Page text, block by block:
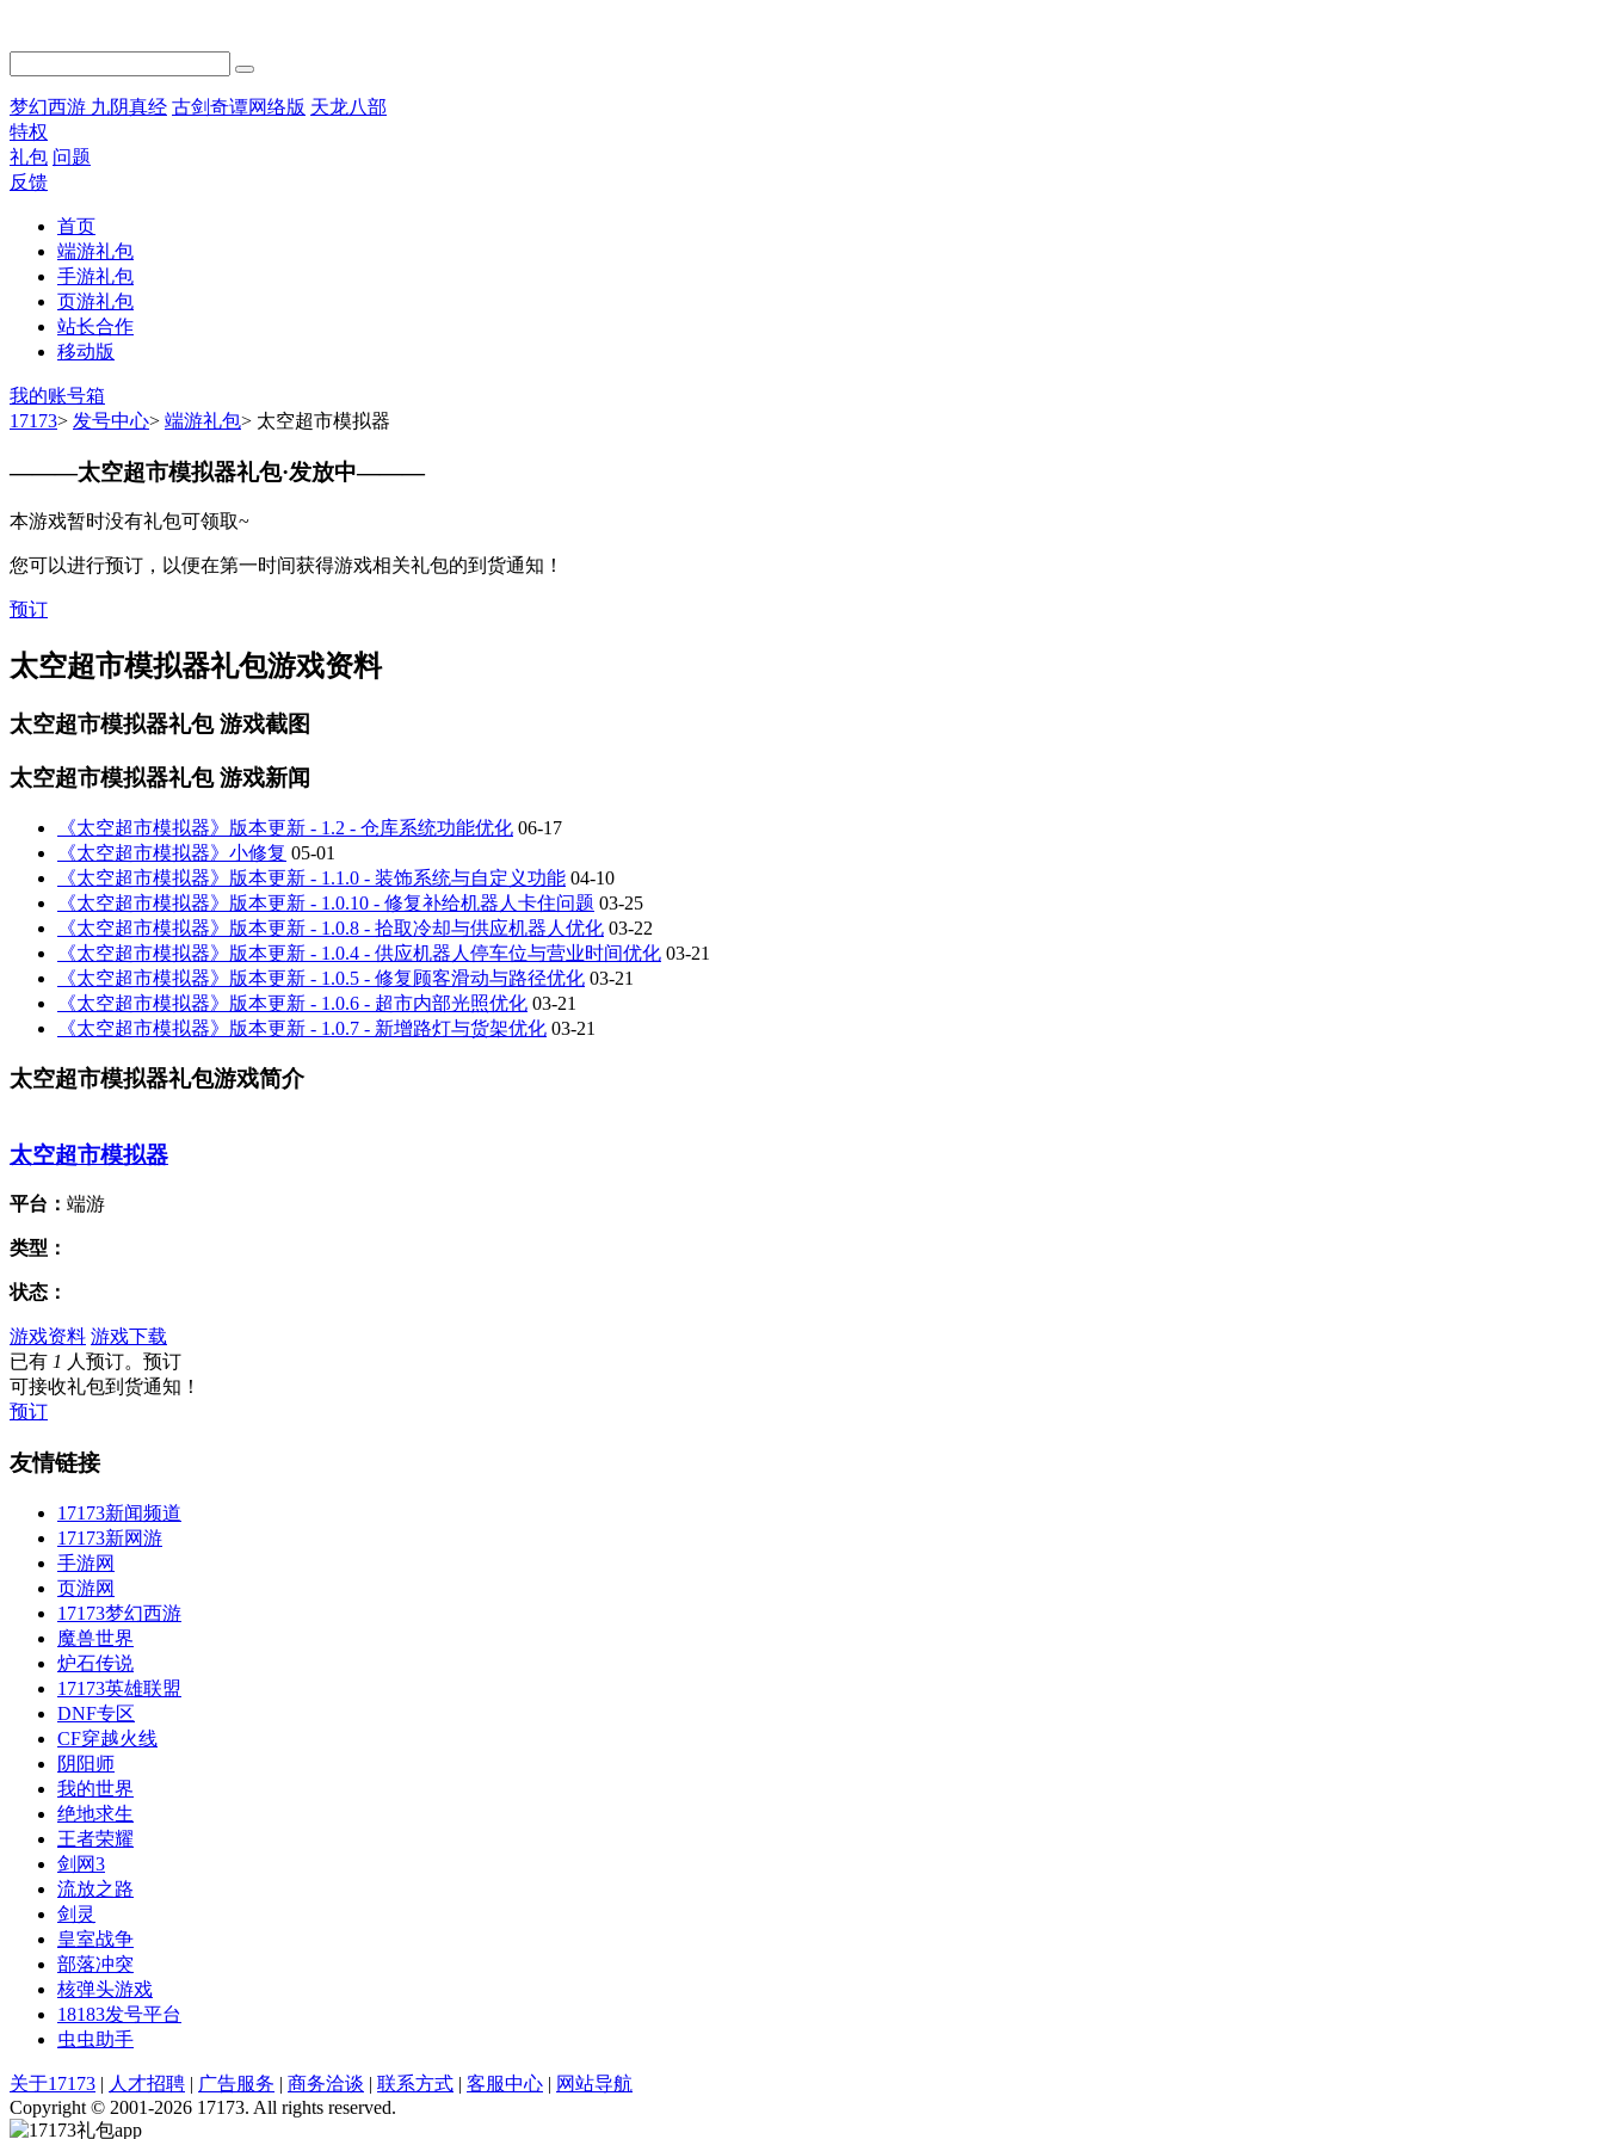
梦幻西游 九阴真经 古剑奇谭网络版 天龙八部
特权
礼包 问题
反馈
首页
端游礼包
手游礼包
页游礼包
站长合作
移动版
我的账号箱
17173> 发号中心> 端游礼包> 太空超市模拟器
———太空超市模拟器礼包·发放中———
本游戏暂时没有礼包可领取~
您可以进行预订，以便在第一时间获得游戏相关礼包的到货通知！
预订
太空超市模拟器礼包游戏资料
太空超市模拟器礼包游戏截图
太空超市模拟器礼包游戏新闻
《太空超市模拟器》版本更新 - 1.2 - 仓库系统功能优化 06-17
《太空超市模拟器》小修复 05-01
《太空超市模拟器》版本更新 - 1.1.0 - 装饰系统与自定义功能 04-10
《太空超市模拟器》版本更新 - 1.0.10 - 修复补给机器人卡住问题 03-25
《太空超市模拟器》版本更新 - 1.0.8 - 拾取冷却与供应机器人优化 03-22
《太空超市模拟器》版本更新 - 1.0.4 - 供应机器人停车位与营业时间优化 03-21
《太空超市模拟器》版本更新 - 1.0.5 - 修复顾客滑动与路径优化 03-21
《太空超市模拟器》版本更新 - 1.0.6 - 超市内部光照优化 03-21
《太空超市模拟器》版本更新 - 1.0.7 - 新增路灯与货架优化 03-21
太空超市模拟器礼包游戏简介
太空超市模拟器
平台： 端游
类型：
状态：
游戏资料 游戏下载
已有 1 人预订。预订
可接收礼包到货通知！
预订
友情链接
17173新闻频道
17173新网游
手游网
页游网
17173梦幻西游
魔兽世界
炉石传说
17173英雄联盟
DNF专区
CF穿越火线
阴阳师
我的世界
绝地求生
王者荣耀
剑网3
流放之路
剑灵
皇室战争
部落冲突
核弹头游戏
18183发号平台
虫虫助手
关于17173 | 人才招聘 | 广告服务 | 商务洽谈 | 联系方式 | 客服中心 | 网站导航
Copyright © 2001-2026 17173. All rights reserved.